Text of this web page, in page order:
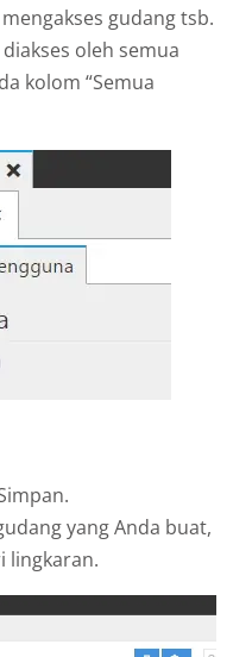
gudang tsb.
oleh semua
kolom “Semua
yang Anda buat,
lingkaran.